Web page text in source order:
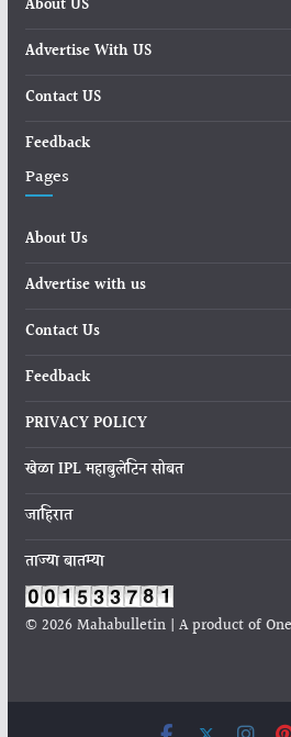
About US
Advertise With US
Contact US
Feedback
Pages
About Us
Advertise with us
Contact Us
Feedback
PRIVACY POLICY
खेळा IPL महाबुलेटिन सोबत
जाहिरात
ताज्या बातम्या
© 2026 Mahabulletin | A product of